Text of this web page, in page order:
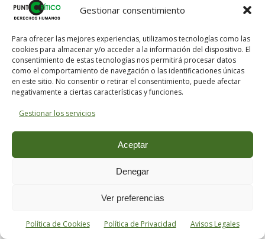
Gestionar consentimiento
Para ofrecer las mejores experiencias, utilizamos tecnologías como las
cookies para almacenar y/o acceder a la información del dispositivo. El
consentimiento de estas tecnologías nos permitirá procesar datos
como el comportamiento de navegación o las identificaciones únicas
en este sitio. No consentir o retirar el consentimiento, puede afectar
negativamente a ciertas características y funciones.
Gestionar los servicios
Aceptar
Denegar
Ver preferencias
Política de Cookies Política de Privacidad Avisos Legales
sistema imperialista, es claro que para
ramas fundamentales de la producción,
la burocracia tendría que disolverse
también : se ver surgir en la URSS clases
sociales que por todo su modo de
existencia serían víctimas de la burguesía
e incluso del fascismo europeo.”